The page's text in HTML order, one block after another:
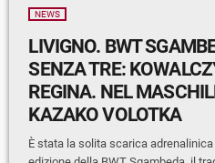
NEWS
LIVIGNO. BWT
SENZA TRE:
REGINA. NEL
KAZAKO VOLOTKA
È stata la solita scarica